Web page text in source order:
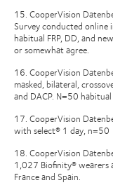
15. CooperVision
Survey conducted
habitual FRP, DD, and
or somewhat agree.
16. CooperVision
masked, bilateral,
and DACP. N=50
17. CooperVision
with select® 1 day, n=50
18. CooperVision
1,027 Biofinity® wearers
France and Spain.